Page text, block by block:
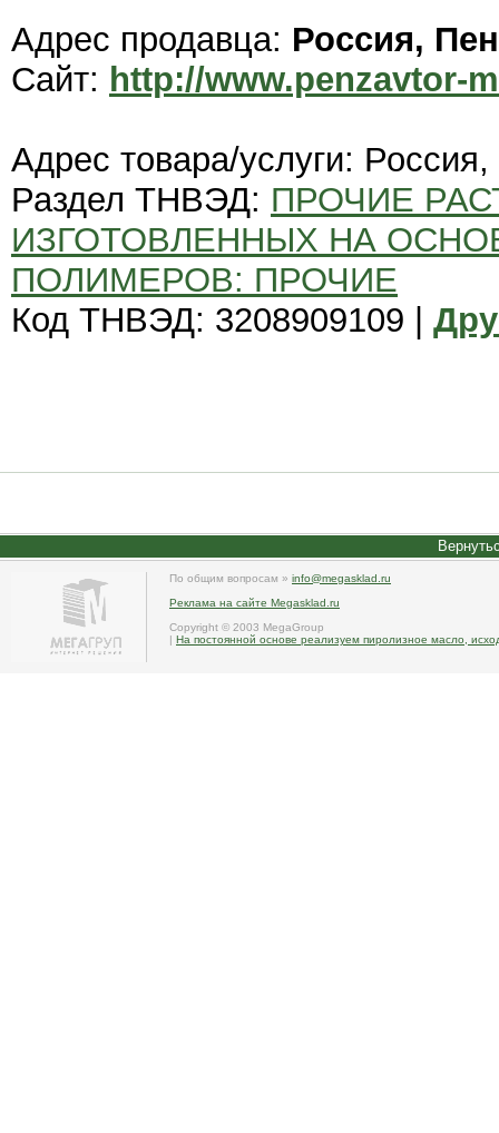
Адрес продавца: Россия,
Сайт: http://www.penzavtor-
Адрес товара/услуги:
Раздел ТНВЭД: ПРОЧИЕ
ИЗГОТОВЛЕННЫХ НА
ПОЛИМЕРОВ: ПРОЧИЕ
Код ТНВЭД: 3208909109 |
По общим вопросам » info@megasklad.ru
Реклама на сайте Megasklad.ru
Copyright © 2003 MegaGroup
| На постоянной основе реализуем пиролизное масло,